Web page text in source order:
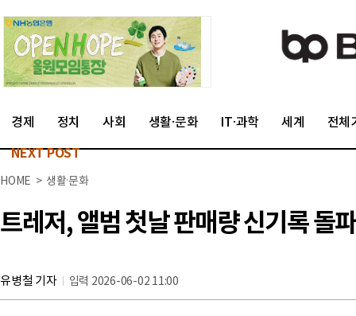
경제 정치 사회 생활·문화 IT·과학 세계 전체
NEXT POST
HOME > 생활·문화
트레저, 앨범 첫날 판매량 신기록 돌
유병철 기자 입력 2026-06-02 11:00